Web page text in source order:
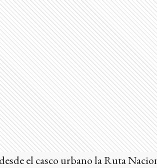
el casco urbano la Ruta